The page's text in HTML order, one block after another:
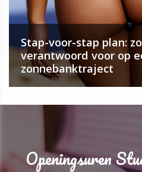
Stap-voor-stap plan:
verantwoord voor op
zonnebanktraject
Openingsuren